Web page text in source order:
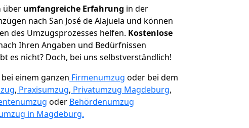
über umfangreiche Erfahrung in der
nach San José de Alajuela und können
des Umzugsprozesses helfen. Kostenlose
Ihren Angaben und Bedürfnissen
es nicht? Doch, bei uns selbstverständlich!
einem ganzen Firmenumzug oder bei dem
, Praxisumzug, Privatumzug Magdeburg,
oder Behördenumzug
in Magdeburg.